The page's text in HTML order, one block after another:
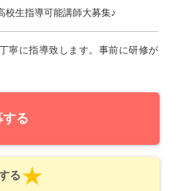
校生指導可能講師大募集♪
寧に指導致します。事前に研修が
する
る